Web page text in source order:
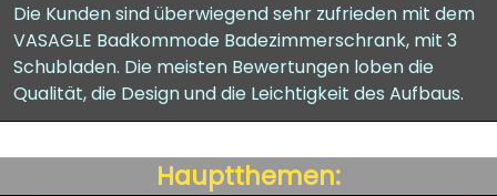
Die Kunden sind überwiegend sehr zufrieden mit dem
VASAGLE Badkommode Badezimmerschrank, mit 3
Schubladen. Die meisten Bewertungen loben die
Qualität, die Design und die Leichtigkeit des Aufbaus.
Hauptthemen: